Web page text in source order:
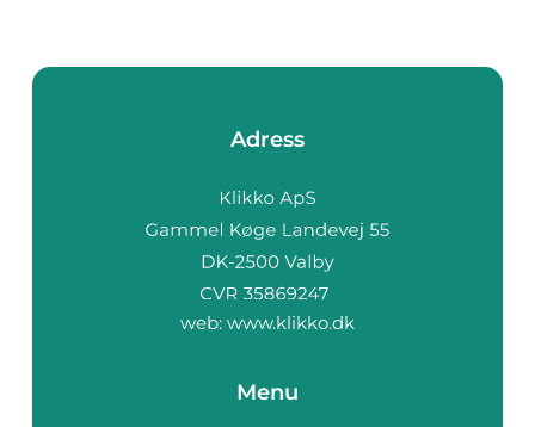
Adress
web: www.klikko.dk
Menu